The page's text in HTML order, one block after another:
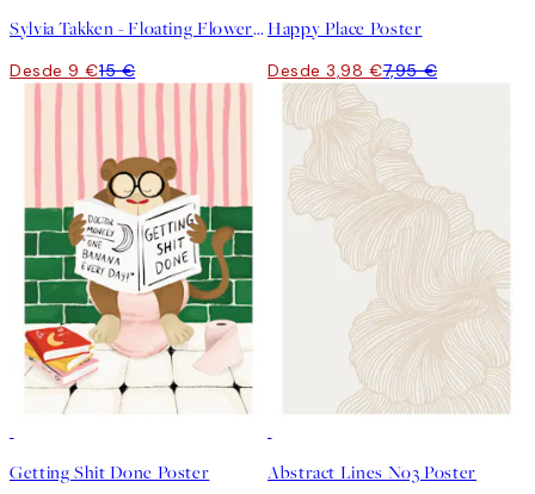
Sylvia Takken - Floating Flowers Poster
Desde 9 €15 €
Happy Place Poster
Desde 3,98 €7,95 €
Getting Shit Done Poster Abstract Lines No3 Poster